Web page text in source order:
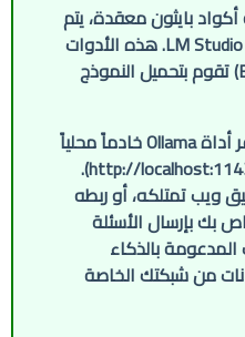
أكواد بايثون معقدة، يتم
LM Studio. هذه الأدوات
تعمل كواجهة خلفية (Backend) تقوم بتحميل النموذج
توفر أداة Ollama خادماً محلياً
يعمل على منفذ معين (مثلاً http://localhost:11434).
ويب تمتلكه، أو ربطه
بك بإرسال الأسئلة
المدعومة بالذكاء
من شبكتك الخاصة